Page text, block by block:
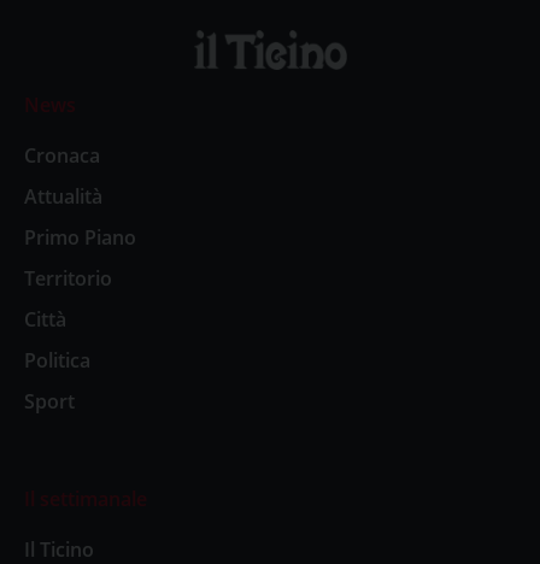
News
Cronaca
Attualità
Primo Piano
Territorio
Città
Politica
Sport
Il settimanale
Il Ticino